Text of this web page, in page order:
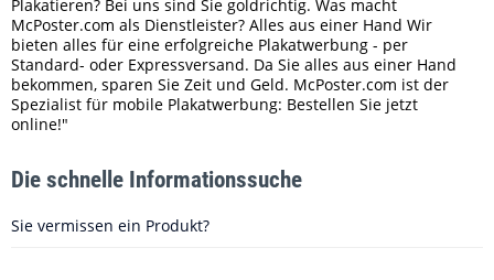
Plakatieren? Bei uns sind Sie goldrichtig. Was macht
McPoster.com als Dienstleister? Alles aus einer Hand Wir
bieten alles für eine erfolgreiche Plakatwerbung - per
Standard- oder Expressversand. Da Sie alles aus einer Hand
bekommen, sparen Sie Zeit und Geld. McPoster.com ist der
Spezialist für mobile Plakatwerbung: Bestellen Sie jetzt
online!"
Die schnelle Informationssuche
Sie vermissen ein Produkt?